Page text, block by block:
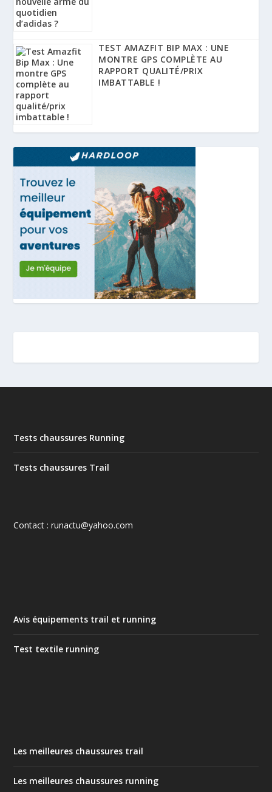
TEST AMAZFIT BIP MAX : UNE
MONTRE GPS COMPLÈTE AU
RAPPORT QUALITÉ/PRIX
IMBATTABLE !
Tests chaussures Running
Tests chaussures Trail
Contact : runactu@yahoo.com
Avis équipements trail et running
Test textile running
Les meilleures chaussures trail
Les meilleures chaussures running